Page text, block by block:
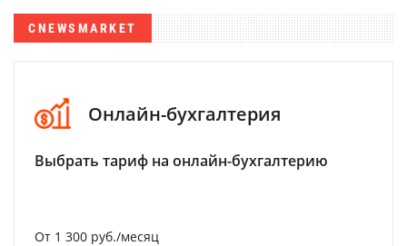
CNEWSMARKET
Онлайн-бухгалтерия
Выбрать тариф на онлайн-бухгалтерию
От 1 300 руб./месяц